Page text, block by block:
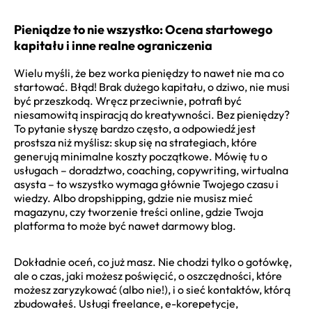
Pieniądze to nie wszystko: Ocena startowego
kapitału i inne realne ograniczenia
Wielu myśli, że bez worka pieniędzy to nawet nie ma co
startować. Błąd! Brak dużego kapitału, o dziwo, nie musi
być przeszkodą. Wręcz przeciwnie, potrafi być
niesamowitą inspiracją do kreatywności. Bez pieniędzy?
To pytanie słyszę bardzo często, a odpowiedź jest
prostsza niż myślisz: skup się na strategiach, które
generują minimalne koszty początkowe. Mówię tu o
usługach – doradztwo, coaching, copywriting, wirtualna
asysta – to wszystko wymaga głównie Twojego czasu i
wiedzy. Albo dropshipping, gdzie nie musisz mieć
magazynu, czy tworzenie treści online, gdzie Twoja
platforma to może być nawet darmowy blog.
Dokładnie oceń, co już masz. Nie chodzi tylko o gotówkę,
ale o czas, jaki możesz poświęcić, o oszczędności, które
możesz zaryzykować (albo nie!), i o sieć kontaktów, którą
zbudowałeś. Usługi freelance, e-korepetycje,